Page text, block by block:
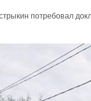
потребовал